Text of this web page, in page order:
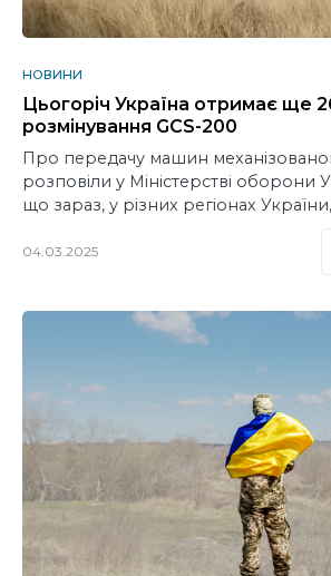
НОВИНИ
Цьогоріч Україна отримає ще
розмінування GCS-200
Про передачу машин
розповіли у Міністерстві оборони
що зараз, у різних регіонах
04.03.2025